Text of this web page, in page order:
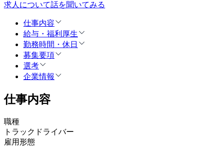
求人について話を聞いてみる
仕事内容
給与・福利厚生
勤務時間・休日
募集要項
選考
企業情報
仕事内容
職種
トラックドライバー
雇用形態